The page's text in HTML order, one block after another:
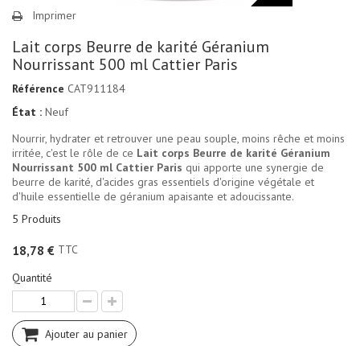
Imprimer
Lait corps Beurre de karité Géranium
Nourrissant 500 ml Cattier Paris
Référence CAT911184
État : Neuf
Nourrir, hydrater et retrouver une peau souple, moins rêche et moins
irritée, c'est le rôle de ce Lait corps Beurre de karité Géranium
Nourrissant 500 ml Cattier Paris qui apporte une synergie de
beurre de karité, d'acides gras essentiels d'origine végétale et
d'huile essentielle de géranium apaisante et adoucissante.
5 Produits
18,78 € TTC
Quantité
Ajouter au panier